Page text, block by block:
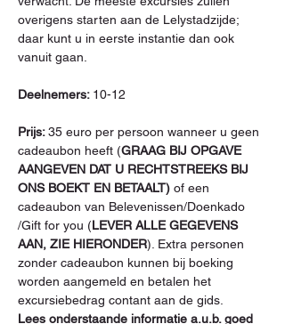
overigens starten aan de Lelystadzijde;
daar kunt u in eerste instantie dan ook
vanuit gaan.
Deelnemers: 10-12
Prijs: 35 euro per persoon wanneer u geen
cadeaubon heeft (GRAAG BIJ OPGAVE
AANGEVEN DAT U RECHTSTREEKS BIJ
ONS BOEKT EN BETAALT) of een
cadeaubon van Belevenissen/Doenkado
/Gift for you (LEVER ALLE GEGEVENS
AAN, ZIE HIERONDER). Extra personen
zonder cadeaubon kunnen bij boeking
worden aangemeld en betalen het
excursiebedrag contant aan de gids.
Lees onderstaande informatie a.u.b. goed